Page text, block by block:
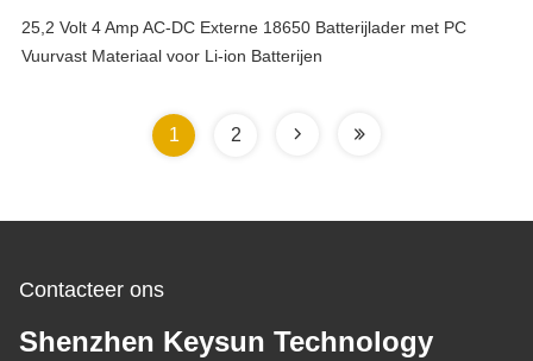
25,2 Volt 4 Amp AC-DC Externe 18650 Batterijlader met PC
Vuurvast Materiaal voor Li-ion Batterijen
1 2
Contacteer ons
Shenzhen Keysun Technology